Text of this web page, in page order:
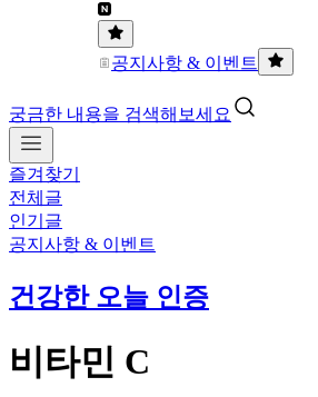
공지사항 & 이벤트
궁금한 내용을 검색해보세요
즐겨찾기
전체글
인기글
공지사항 & 이벤트
건강한 오늘 인증
비타민 C